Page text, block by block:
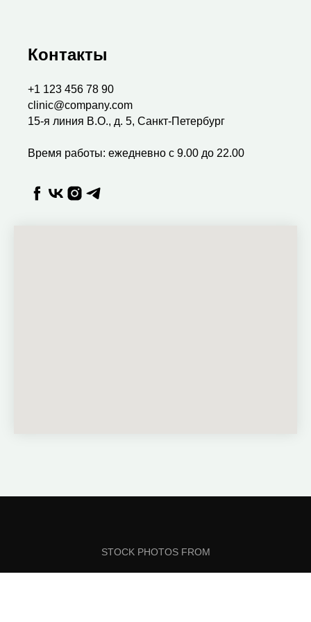
Контакты
+1 123 456 78 90
clinic@company.com
15-я линия B.O., д. 5, Санкт-Петербург
Время работы: ежедневно с 9.00 до 22.00
STOCK PHOTOS FROM